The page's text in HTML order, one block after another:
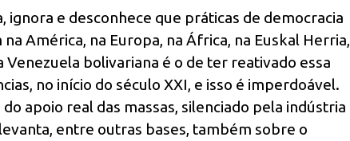
e desconhece que práticas de democracia
América, na Europa, na África, na Euskal Herria,
bolivariana é o de ter reativado essa
no início do século XXI, e isso é imperdoável.
apoio real das massas, silenciado pela indústria
entre outras bases, também sobre o